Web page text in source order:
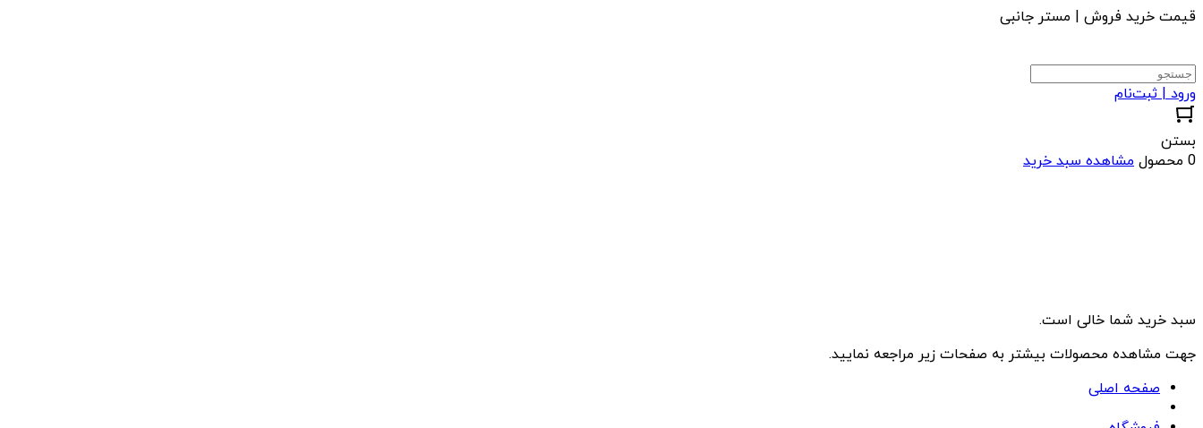
قیمت خرید فروش | مستر جانبی
ورود | ثبت‌نام
بستن
0 محصول
مشاهده سبد خرید
سبد خرید شما خالی است.
جهت مشاهده محصولات بیشتر به صفحات زیر مراجعه نمایید.
صفحه اصلی